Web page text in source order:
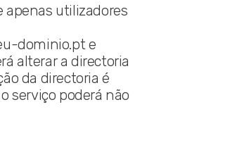
apenas utilizadores
dominio.pt e
alterar a directoria
da directoria é
serviço poderá não